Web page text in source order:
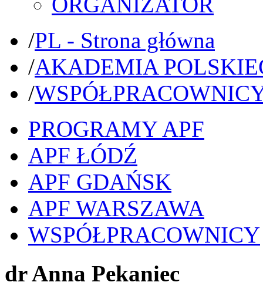
/PL - Strona główna
/AKADEMIA
/
PROGRAMY APF
APF ŁÓDŹ
APF GDAŃSK
APF WARSZAWA
WSPÓŁPRACOWNICY
dr Anna Pekaniec